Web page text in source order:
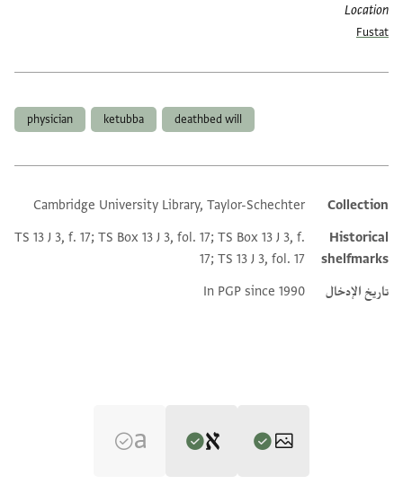
Location
Fustat
deathbed will
ketubba
physician
Additional metadata
Collection
Cambridge University Library, Taylor-Schechter
Historical
shelfmarks
TS 13 J 3, f. 17; TS Box 13 J 3, fol. 17; TS Box 13 J 3, f.
17; TS 13 J 3, fol. 17
تاريخ الإدخال
In PGP since 1990